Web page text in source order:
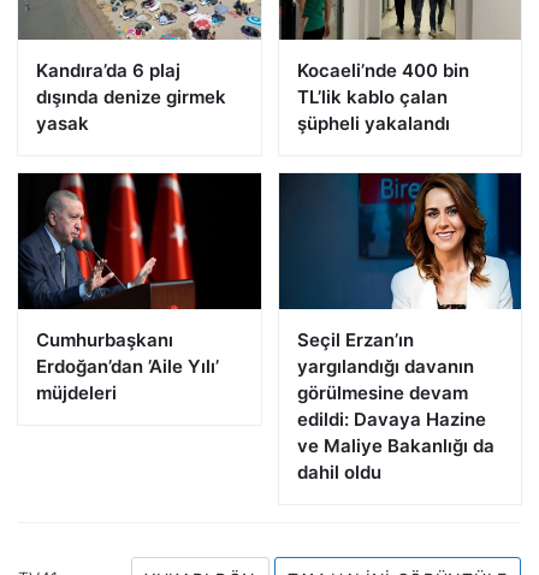
Kandıra’da 6 plaj
dışında denize girmek
yasak
Kocaeli’nde 400 bin
TL’lik kablo çalan
şüpheli yakalandı
Cumhurbaşkanı
Erdoğan’dan ’Aile Yılı’
müjdeleri
Seçil Erzan’ın
yargılandığı davanın
görülmesine devam
edildi: Davaya Hazine
ve Maliye Bakanlığı da
dahil oldu